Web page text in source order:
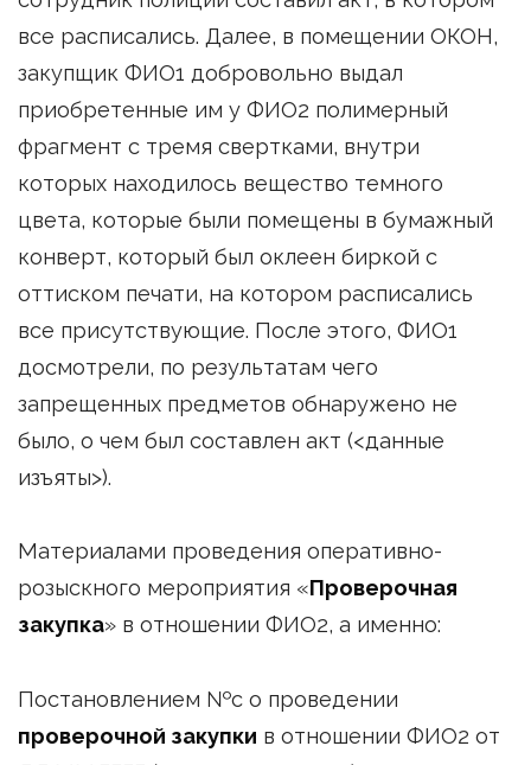
все расписались. Далее, в помещении ОКОН,
закупщик ФИО1 добровольно выдал
приобретенные им у ФИО2 полимерный
фрагмент с тремя свертками, внутри
которых находилось вещество темного
цвета, которые были помещены в бумажный
конверт, который был оклеен биркой с
оттиском печати, на котором расписались
все присутствующие. После этого, ФИО1
досмотрели, по результатам чего
запрещенных предметов обнаружено не
было, о чем был составлен акт (<данные
изъяты>).
Материалами проведения оперативно-
розыскного мероприятия «Проверочная
закупка» в отношении ФИО2, а именно:
Постановлением №с о проведении
проверочной закупки в отношении ФИО2 от